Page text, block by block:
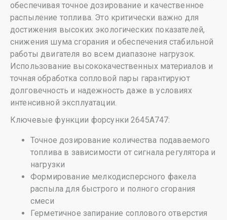
обеспечивая точное дозирование и качественное
распыление топлива. Это критически важно для
достижения высоких экологических показателей,
снижения шума сгорания и обеспечения стабильной
работы двигателя во всем диапазоне нагрузок.
Использование высококачественных материалов и
точная обработка сопловой пары гарантируют
долговечность и надежность даже в условиях
интенсивной эксплуатации.
Ключевые функции форсунки 2645A747:
Точное дозирование количества подаваемого
топлива в зависимости от сигнала регулятора и
нагрузки
Формирование мелкодисперсного факела
распыла для быстрого и полного сгорания
смеси
Герметичное запирание соплового отверстия